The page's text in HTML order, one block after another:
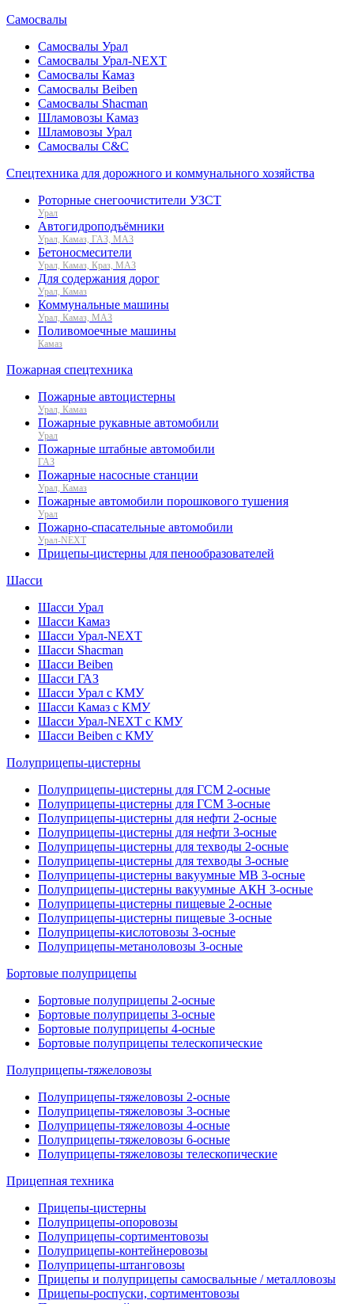
Самосвалы
Самосвалы Урал
Самосвалы Урал-NEXT
Самосвалы Камаз
Самосвалы Beiben
Самосвалы Shacman
Шламовозы Камаз
Шламовозы Урал
Самосвалы C&C
Спецтехника для дорожного и коммунального хозяйства
Роторные снегоочистители УЗСТ
Урал
Автогидроподъёмники
Урал, Камаз, ГАЗ, МАЗ
Бетоносмесители
Урал, Камаз, Краз, МАЗ
Для содержания дорог
Урал, Камаз
Коммунальные машины
Урал, Камаз, МАЗ
Поливомоечные машины
Камаз
Пожарная спецтехника
Пожарные автоцистерны
Урал, Камаз
Пожарные рукавные автомобили
Урал
Пожарные штабные автомобили
ГАЗ
Пожарные насосные станции
Урал, Камаз
Пожарные автомобили порошкового тушения
Урал
Пожарно-спасательные автомобили
Урал-NEXT
Прицепы-цистерны для пенообразователей
Шасси
Шасси Урал
Шасси Камаз
Шасси Урал-NEXT
Шасси Shacman
Шасси Beiben
Шасси ГАЗ
Шасси Урал с КМУ
Шасси Камаз с КМУ
Шасси Урал-NEXT с КМУ
Шасси Beiben с КМУ
Полуприцепы-цистерны
Полуприцепы-цистерны для ГСМ 2-осные
Полуприцепы-цистерны для ГСМ 3-осные
Полуприцепы-цистерны для нефти 2-осные
Полуприцепы-цистерны для нефти 3-осные
Полуприцепы-цистерны для техводы 2-осные
Полуприцепы-цистерны для техводы 3-осные
Полуприцепы-цистерны вакуумные МВ 3-осные
Полуприцепы-цистерны вакуумные АКН 3-осные
Полуприцепы-цистерны пищевые 2-осные
Полуприцепы-цистерны пищевые 3-осные
Полуприцепы-кислотовозы 3-осные
Полуприцепы-метаноловозы 3-осные
Бортовые полуприцепы
Бортовые полуприцепы 2-осные
Бортовые полуприцепы 3-осные
Бортовые полуприцепы 4-осные
Бортовые полуприцепы телескопические
Полуприцепы-тяжеловозы
Полуприцепы-тяжеловозы 2-осные
Полуприцепы-тяжеловозы 3-осные
Полуприцепы-тяжеловозы 4-осные
Полуприцепы-тяжеловозы 6-осные
Полуприцепы-тяжеловозы телескопические
Прицепная техника
Прицепы-цистерны
Полуприцепы-опоровозы
Полуприцепы-сортиментовозы
Полуприцепы-контейнеровозы
Полуприцепы-штанговозы
Прицепы и полуприцепы самосвальные / металловозы
Прицепы-роспуски, сортиментовозы